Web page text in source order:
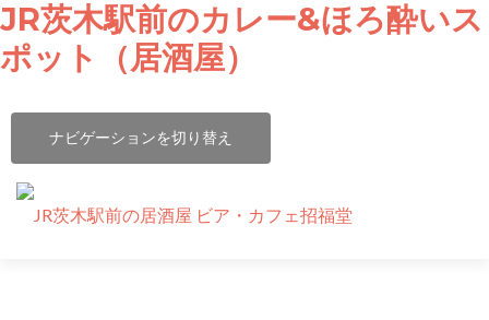
JR茨木駅前のカレー&ほろ酔いス
ポット（居酒屋）
ナビゲーションを切り替え